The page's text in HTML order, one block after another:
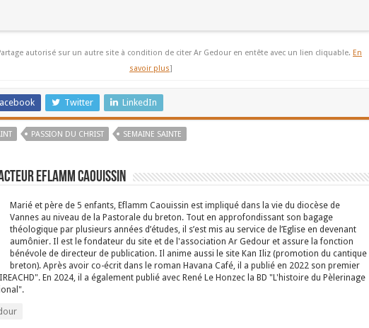
Partage autorisé sur un autre site à condition de citer Ar Gedour en entête avec un lien cliquable. En
savoir plus]
Twitter LinkedIn
PASSION DU CHRIST SEMAINE SAINTE
Eflamm Caouissin
Marié et père de 5 enfants, Eflamm Caouissin est impliqué dans la vie du diocèse de
Vannes au niveau de la Pastorale du breton. Tout en approfondissant son bagage
théologique par plusieurs années d’études, il s’est mis au service de l’Eglise en devenant
aumônier. Il est le fondateur du site et de l'association Ar Gedour et assure la fonction
bénévole de directeur de publication. Il anime aussi le site Kan Iliz (promotion du cantique
breton). Après avoir co-écrit dans le roman Havana Café, il a publié en 2022 son premier
En 2024, il a également publié avec René Le Honzec la BD "L'histoire du Pèlerinage